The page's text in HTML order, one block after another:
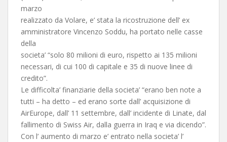
marzo
realizzato da Volare, e’ stata la ricostruzione dell’ ex
amministratore Vincenzo Soddu, ha portato nelle casse
della
societa’ “solo 80 milioni di euro, rispetto ai 135 milioni
necessari, di cui 100 di capitale e 35 di nuove linee di
credito”.
Le difficolta’ finanziarie della societa’ “erano ben note a
tutti – ha detto – ed erano sorte dall’ acquisizione di
AirEurope, dall’ 11 settembre, dall’ incidente di Linate, dal
fallimento di Swiss Air, dalla guerra in Iraq e via dicendo”.
Con l’ aumento di marzo e’ entrato nella societa’ l’